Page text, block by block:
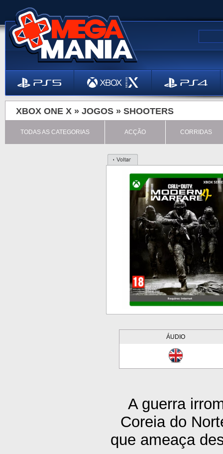
XBOX ONE X » JOGOS » SHOOTERS
TODAS AS CATEGORIAS ACÇÃO CORRIDAS
ÁUDIO
A guerra
Coreia do
que ameaça